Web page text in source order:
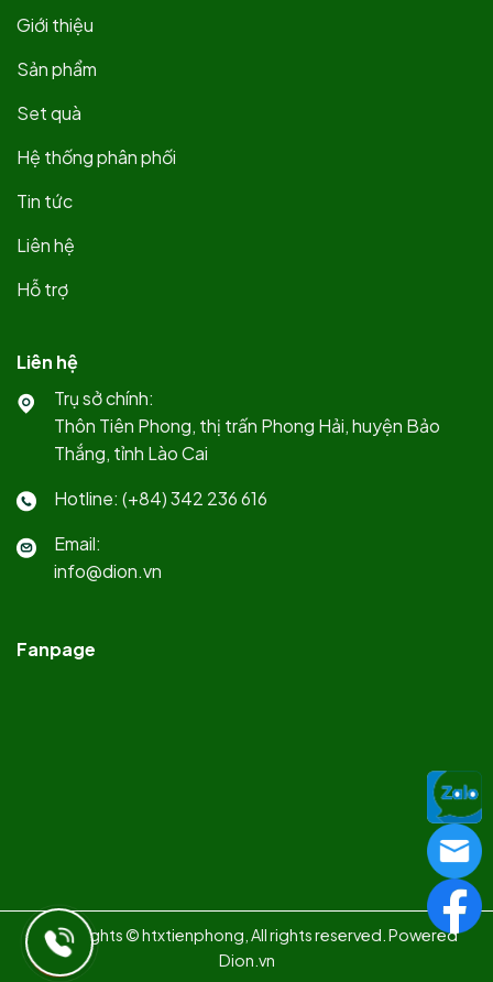
Giới thiệu
Sản phẩm
Set quà
Hệ thống phân phối
Tin tức
Liên hệ
Hỗ trợ
Liên hệ
Trụ sở chính:
Thôn Tiên Phong, thị trấn Phong Hải, huyện Bảo
Thắng, tỉnh Lào Cai
Hotline: (+84) 342 236 616
Email:
info@dion.vn
Fanpage
Copy rights © htxtienphong, All rights reserved. Powered
Dion.vn